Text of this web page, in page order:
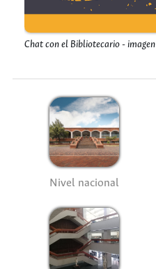
Chat con el Bibliotecario - imagen
Nivel nacional